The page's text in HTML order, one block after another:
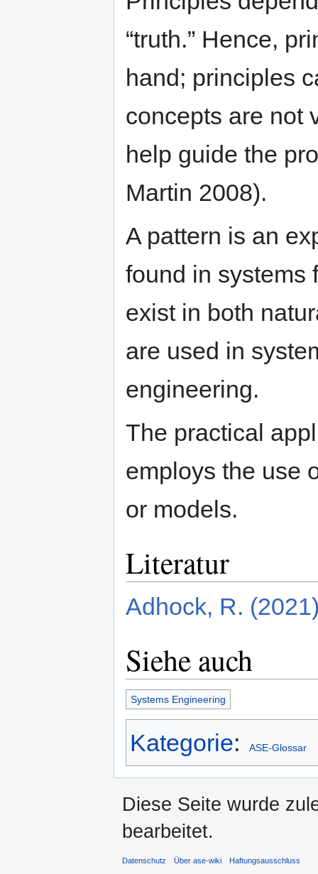
“truth.” Hence,
hand; principles
concepts are not
help guide the
Martin 2008).
A pattern is an
found in systems
exist in both
are used in
engineering.
The practical
employs the use
or models.
Literatur
Adhock, R.
Siehe auch
Systems Engineering
Kategorie: ASE-Glossar
Diese Seite wurde
bearbeitet.
Datenschutz Über ase-wiki Haftungsausschluss